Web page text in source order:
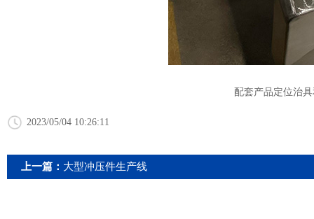
配套产品定位治
2023/05/04 10:26:11
上一篇： 大型冲压件生产线